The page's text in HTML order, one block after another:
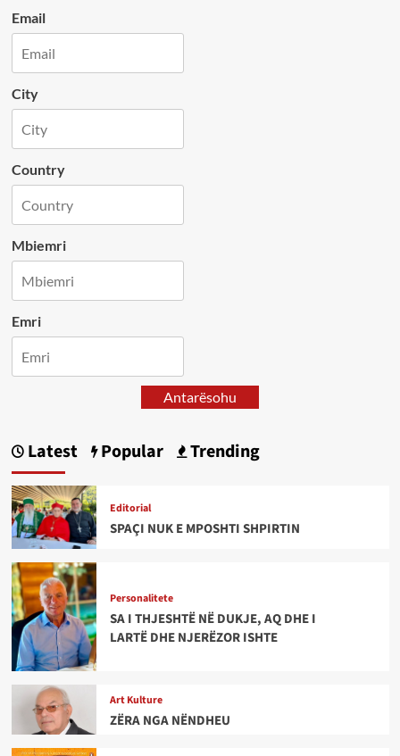
Email
City
Country
Mbiemri
Emri
Antarësohu
Latest Popular Trending
Editorial
SPAÇI NUK E MPOSHTI SHPIRTIN
Personalitete
SA I THJESHTË NË DUKJE, AQ DHE I
LARTË DHE NJERËZOR ISHTE
Art Kulture
ZËRA NGA NËNDHEU